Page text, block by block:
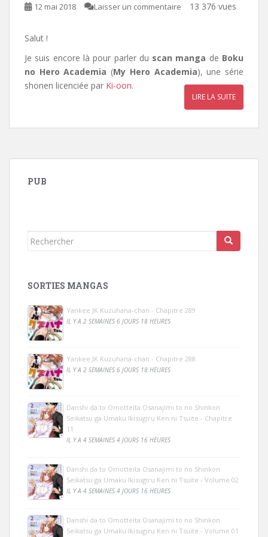
12 mai 2018 Laisser un commentaire 13 376 vues
Salut !
Je suis encore là pour parler du scan manga de Boku
no Hero Academia (My Hero Academia), une série
shonen licenciée par Ki-oon.
LIRE LA SUITE
PUB
Rechercher...
SORTIES MANGAS
Yankee JK Kuzuhana-chan - Chapitre 289
IL Y A 2 SEMAINES 6 JOURS 18 HEURES
Yankee JK Kuzuhana-chan - Chapitre 288
IL Y A 2 SEMAINES 6 JOURS 18 HEURES
Danshi da to Omotteita Osanajimi to no Shinkon
Seikatsu ga Umaku Ikisugiru Ken ni Tsuite - Chapitre
11
IL Y A 4 SEMAINES 4 JOURS 16 HEURES
Danshi da to Omotteita Osanajimi to no Shinkon
Seikatsu ga Umaku Ikisugiru Ken ni Tsuite - Volume 02
IL Y A 4 SEMAINES 4 JOURS 16 HEURES
Danshi da to Omotteita Osanajimi to no Shinkon
Seikatsu ga Umaku Ikisugiru Ken ni Tsuite - Volume 01